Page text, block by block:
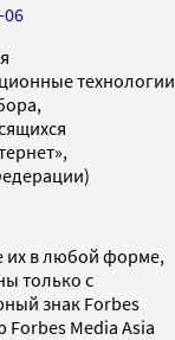
06
технологии
их в любой форме,
только с
знак Forbes
Forbes Media Asia